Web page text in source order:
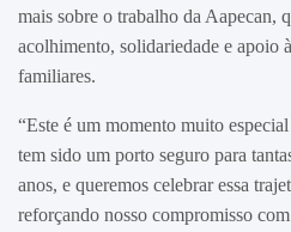
mais sobre o trabalho da Aapecan,
acolhimento, solidariedade e apoio
familiares.
“Este é um momento muito
tem sido um porto seguro para
anos, e queremos celebrar essa
reforçando nosso compromisso